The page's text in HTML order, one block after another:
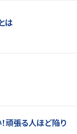
は
頑張る人ほど陥り